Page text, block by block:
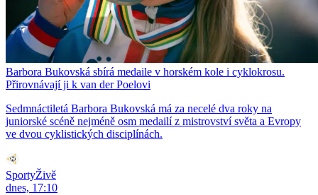
Barbora Bukovská sbírá medaile v horském kole i cyklokrosu.
Přirovnávají ji k van der Poelovi
Sedmnáctiletá Barbora Bukovská má za necelé dva roky na
juniorské scéně nejméně osm medailí z mistrovství světa a Evropy
ve dvou cyklistických disciplínách.
SportyŽivě
dnes, 17:10